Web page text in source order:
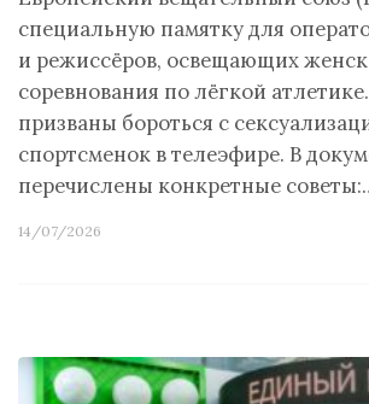
специальную памятку для
и режиссёров, освещающих
соревнования по лёгкой
призваны бороться с
спортсменок в телеэфире. В
перечислены конкретные
14/07/2026